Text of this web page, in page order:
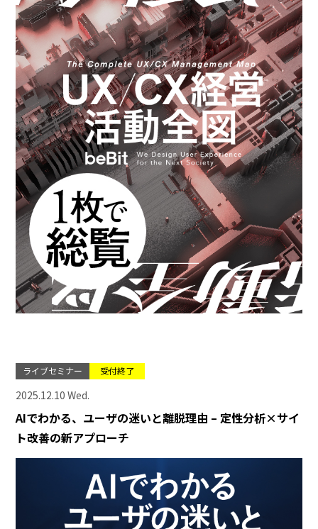
ライブセミナー 受付終了
2025.12.10 Wed.
AIでわかる、ユーザの迷いと離脱理由 – 定性分析×サイ
ト改善の新アプローチ